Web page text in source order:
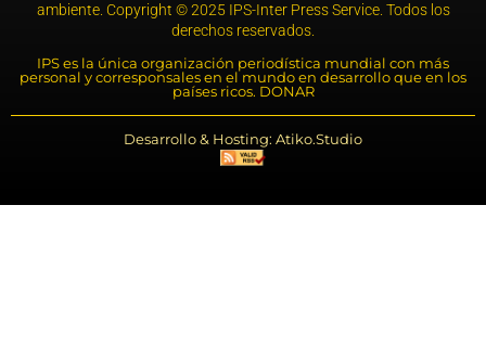
ambiente. Copyright © 2025 IPS-Inter Press Service. Todos los
derechos reservados.
IPS es la única organización periodística mundial con más
personal y corresponsales en el mundo en desarrollo que en los
países ricos. DONAR
Desarrollo & Hosting: Atiko.Studio